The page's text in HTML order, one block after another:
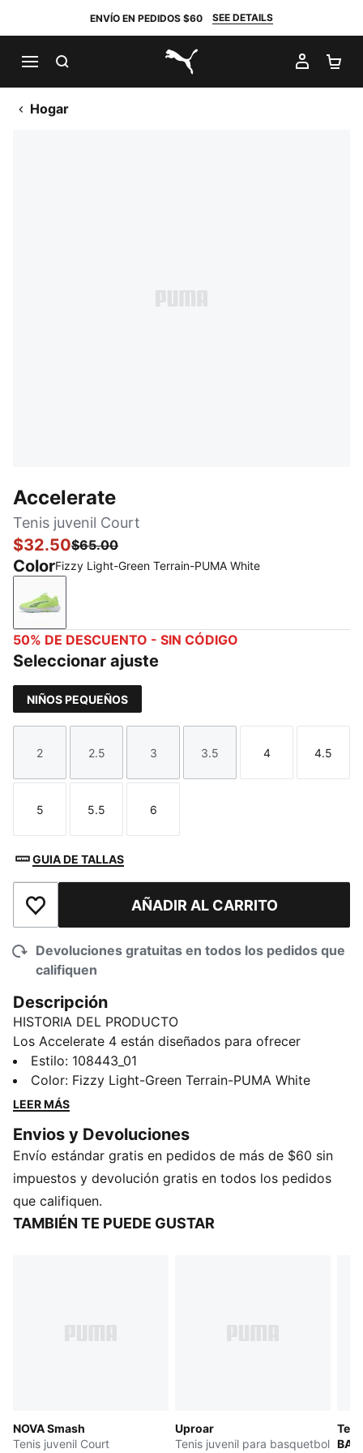
ENVÍO EN PEDIDOS $60 SEE DETAILS
PUMA.com
MI
Hogar
Accelerate
Tenis juvenil Court
$32.50$65.00
ColorFizzy Light-Green Terrain-PUMA White
Fizzy Light-Green Terrain-PUMA White
50% DE DESCUENTO - SIN CÓDIGO
Seleccionar ajuste
NIÑOS PEQUEÑOS
Talla
2
Talla
2.5
Talla
3
Talla
3.5
Talla
4
Talla
4.5
Talla
5
Talla
5.5
Talla
6
GUIA DE TALLAS
Añadir a la lista de deseosAÑADIR AL CARRITO
Devoluciones gratuitas en todos los pedidos que
califiquen
Descripción
HISTORIA DEL PRODUCTO
Los Accelerate 4 están diseñados para ofrecer
velocidad, precisión y control. Con una amortiguación
avanzada y un diseño ligero, estos tenis de
balonmano te dan la ventaja para superar a la
movimiento.
CARACTERÍSTICAS Y BENEFICIOS
Empeine fabricado con al menos un 20 % de
materiales reciclados
DETALLES
Suela: goma
PUMA Juvenil: recomendado para niños y
Estilo: 108443_01
Color: Fizzy Light-Green Terrain-PUMA White
LEER MÁS
Envios y Devoluciones
Envío estándar gratis en pedidos de más de $60 sin
impuestos y devolución gratis en todos los pedidos
que califiquen.
TAMBIÉN TE PUEDE GUSTAR
NOVA Smash
Tenis juvenil Court
Uproar
Tenis juvenil para basquetbol